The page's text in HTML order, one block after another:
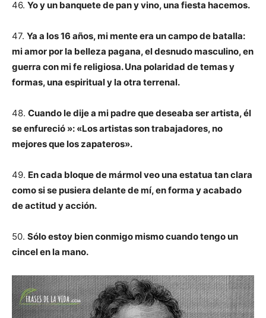
46. Yo y un banquete de pan y vino, una fiesta hacemos.
47. Ya a los 16 años, mi mente era un campo de batalla:
mi amor por la belleza pagana, el desnudo masculino, en
guerra con mi fe religiosa. Una polaridad de temas y
formas, una espiritual y la otra terrenal.
48. Cuando le dije a mi padre que deseaba ser artista, él
se enfureció »: «Los artistas son trabajadores, no
mejores que los zapateros».
49. En cada bloque de mármol veo una estatua tan clara
como si se pusiera delante de mí, en forma y acabado
de actitud y acción.
50. Sólo estoy bien conmigo mismo cuando tengo un
cincel en la mano.